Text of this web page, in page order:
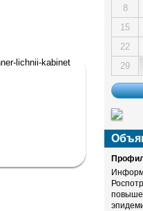
8
15
22
29